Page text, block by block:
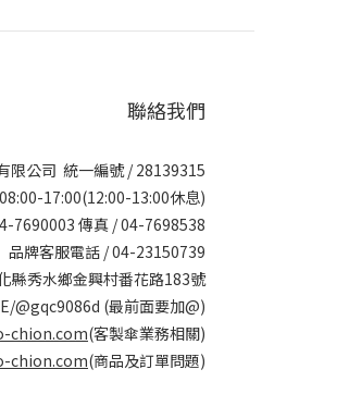
聯絡我們
限公司 統一編號 / 28139315
17:00(12:00-13:00休息)
7690003 傳真 / 04-7698538
品牌客服電話 / 04-23150739
縣秀水鄉金興村番花路183號
@gqc9086d (最前面要加@)
chion.com(客製傘業務相關)
chion.com(商品及訂單問題)